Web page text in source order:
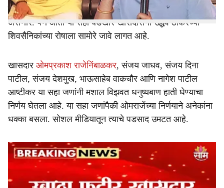
करण्यात आलेल्या वाटाघाटींनंतरच सहा खासदारांनी होकार दिला
असणार. पण आता या सहा बंडखोर खासदारांना उद्धव ठाकरेंच्या
शिवसैनिकांच्या रोषाला सामोरे जावे लागत आहे.
खासदार ओमप्रकाश राजेनिंबाळकर, संजय जाधव, संजय दिना
पाटील, संजय देशमुख, भाऊसाहेब वाकचौर आणि नागेश पाटील
आष्टीकर या सहा जणांनी मशाल विझवत धनुष्यबाण हाती घेण्याचा
निर्णय घेतला आहे. या सहा जणांपैकी ओमराजेंच्या निर्णयाने अनेकांना
धक्का बसला. सोशल मीडियातून त्याचे पडसाद उमटत आहे.